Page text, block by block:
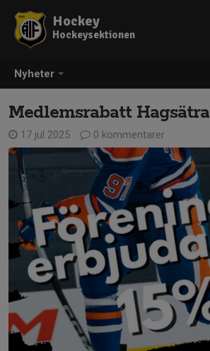
Nyheter
Hockey
Hockeysektionen
Medlemsrabatt Hagsätra
17 jul 2025 0 kommentarer